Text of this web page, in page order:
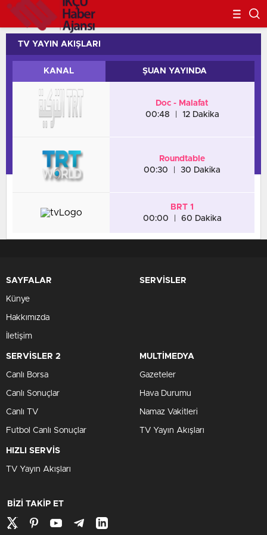
TV YAYIN AKIŞLARI
KANAL ŞUAN YAYINDA
Doc - Malafat
00:48
12 Dakika
Roundtable
00:30
30 Dakika
BRT 1
00:00
60 Dakika
SAYFALAR
Künye
Hakkımızda
İletişim
SERVİSLER
SERVİSLER 2
Canlı Borsa
Canlı Sonuçlar
Canlı TV
Futbol Canlı Sonuçlar
MULTİMEDYA
Gazeteler
Hava Durumu
Namaz Vakitleri
TV Yayın Akışları
HIZLI SERVİS
TV Yayın Akışları
BİZİ TAKİP ET